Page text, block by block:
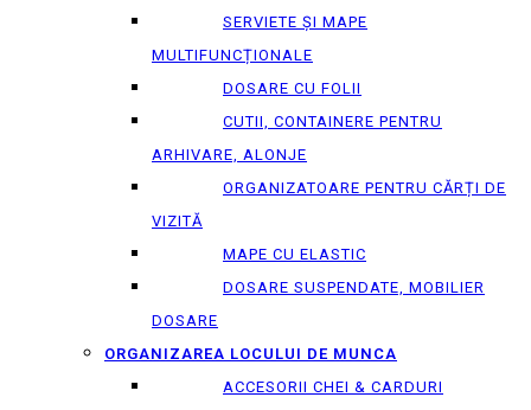
SERVIETE ȘI MAPE
MULTIFUNCȚIONALE
DOSARE CU FOLII
CUTII, CONTAINERE PENTRU
ARHIVARE, ALONJE
ORGANIZATOARE PENTRU CĂRȚI DE
VIZITĂ
MAPE CU ELASTIC
DOSARE SUSPENDATE, MOBILIER
DOSARE
ORGANIZAREA LOCULUI DE MUNCA
ACCESORII CHEI & СARDURI